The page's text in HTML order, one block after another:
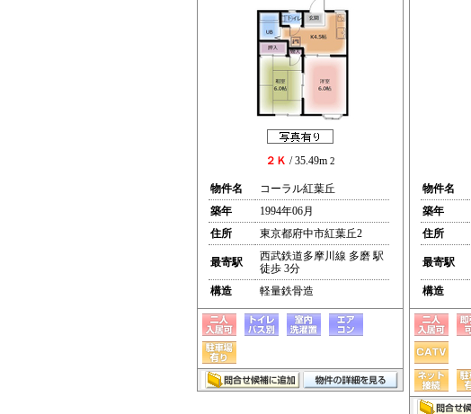
２Ｋ / 35.49m 2
物件名
コーラル紅葉丘
築年
1994年06月
住所
東京都府中市紅葉丘2
最寄駅
西武鉄道多摩川線 多磨 駅
徒歩 3分
構造
軽量鉄骨造
物件名
築年
住所
最寄駅
構造